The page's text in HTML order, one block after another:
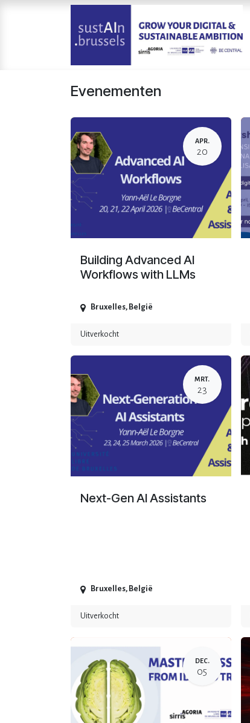
Overslaan naar inhoud
Evenementen
APR.
20
Building Advanced AI
Workflows with LLMs
Bruxelles, België
Uitverkocht
MRT.
23
Next-Gen AI Assistants
Bruxelles, België
Uitverkocht
DEC.
05